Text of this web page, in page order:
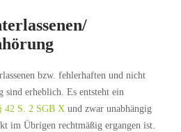
bzw. fehlerhaften und nicht
sind erheblich. Es entsteht ein
42 S. 2 SGB X und zwar unabhängig
im Übrigen rechtmäßig ergangen ist.